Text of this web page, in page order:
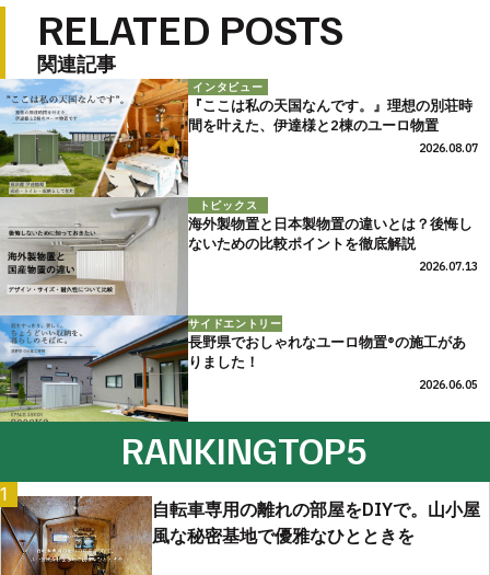
RELATED POSTS
関連記事
インタビュー
『ここは私の天国なんです。』理想の別荘時
間を叶えた、伊達様と2棟のユーロ物置
2026.08.07
トピックス
海外製物置と日本製物置の違いとは？後悔し
ないための比較ポイントを徹底解説
2026.07.13
サイドエントリー
長野県でおしゃれなユーロ物置®の施工があ
りました！
2026.06.05
RANKINGTOP5
1
自転車専用の離れの部屋をDIYで。山小屋
風な秘密基地で優雅なひとときを